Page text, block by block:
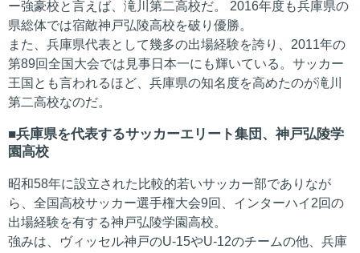
ー強豪校と言えば、滝川第二高校だ。 2016年度も兵庫県の
県総体では宿敵神戸弘陵高校を破り優勝。
また、兵庫県代表として幾多の出場経験を誇り、2011年の
第89回全国大会では見事日本一にも輝いている。サッカー
王国とも言われるほど、兵庫県の知名度を高めたのが滝川
第二高校なのだ。
兵庫県を代表するサッカーエリート集団、神戸弘陵学
園高校
昭和58年に設立された比較的若いサッカー部でありなが
ら、全国高校サッカー選手権大会9回、インターハイ2回の
出場経験を有する神戸弘陵学園高校。
強みは、ヴィッセル神戸のU-15やU-12のチームの他、兵庫